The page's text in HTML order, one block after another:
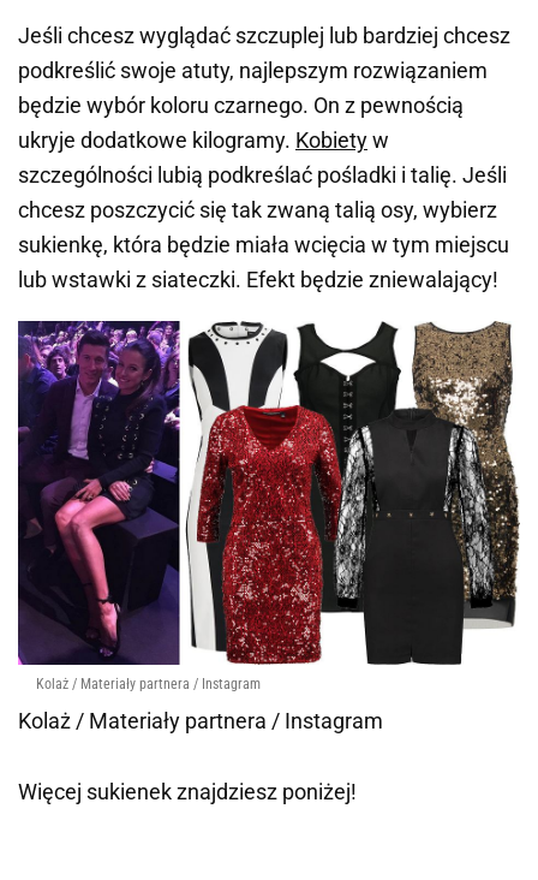
Jeśli chcesz wyglądać szczuplej lub bardziej chcesz
podkreślić swoje atuty, najlepszym rozwiązaniem
będzie wybór koloru czarnego. On z pewnością
ukryje dodatkowe kilogramy. Kobietyw
szczególności lubią podkreślać pośladki i talię. Jeśli
chcesz poszczycić się tak zwaną talią osy, wybierz
sukienkę, która będzie miała wcięcia w tym miejscu
lub wstawki z siateczki. Efekt będzie zniewalający!
Kolaż / Materiały partnera / Instagram
Kolaż / Materiały partnera / Instagram
Więcej sukienek znajdziesz poniżej!